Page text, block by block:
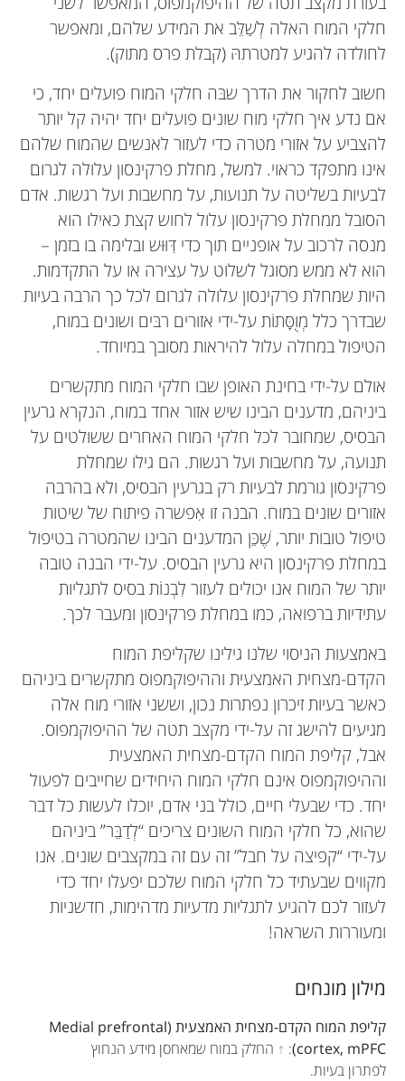
חלקי המוח האלה לְשַׁלֵּב את המידע שלהם, ומאפשר
לחולדה להגיע למטרתהּ (קבלת פרס מתוק).
חשוב לחקור את הדרך שבּה חלקי המוח פועלים יחד, כי
אם נדע איך חלקי מוח שונים פועלים יחד יהיה קל יותר
להצביע על אזורי מטרה כדי לעזור לאנשים שהמוח שלהם
אינו מתפקד כראוי. למשל, מחלת פרקינסון עלולה לגרום
לבעיות בשליטה על תנועות, על מחשבות ועל רגשות. אדם
הסובל ממחלת פרקינסון עלול לחוש קצת כאילו הוא
מנסה לרכוב על אופניים תוך כדי דִּוּוּש ובלימה בו בזמן –
הוא לא ממש מסוגל לשלוט על עצירה או על התקדמות.
היות שמחלת פרקינסון עלולה לגרום לכל כך הרבה בעיות
שבדרך כלל מְוֻסָּתוֹת על-ידי אזורים רבּים ושונים במוח,
הטיפול במחלה עלול להיראות מסובך במיוחד.
אולם על-ידי בחינת האופן שבו חלקי המוח מתקשרים
ביניהם, מדענים הבינו שיש אזור אחד במוח, הנקרא גרעין
הבסיס, שמחובר לכל חלקי המוח האחרים ששולטים על
תנועה, על מחשבות ועל רגשות. הם גילו שמחלת
פרקינסון גורמת לבעיות רק בגרעין הבסיס, ולא בהרבה
אזורים שונים במוח. הבנה זו אִפשרה פיתוח של שיטות
טיפול טובות יותר, שֶׁכֵּן המדענים הבינו שהמטרה בטיפול
במחלת פרקינסון היא גרעין הבסיס. על-ידי הבנה טובה
יותר של המוח אנו יכולים לעזור לִבְנוֹת בסיס לתגליות
עתידיות ברפואה, כמו במחלת פרקינסון ומעבר לכך.
באמצעות הניסוי שלנו גילינו שקליפת המוח
הקדם-מצחית האמצעית וההיפוקמפוס מתקשרים ביניהם
כאשר בעיות זיכרון נפתרות נכון, וששני אזורי מוח אלה
מגיעים להישג זה על-ידי מקצב תטה של ההיפוקמפוס.
אבל, קליפת המוח הקדם-מצחית האמצעית
וההיפוקמפוס אינם חלקי המוח היחידים שחייבים לפעול
יחד. כדי שבעלי חיים, כולל בני אדם, יוכלו לעשות כל דבר
שהוא, כל חלקי המוח השונים צריכים “לְדַבֵּר” ביניהם
על-ידי “קפיצה על חבל” זה עם זה במקצבים שונים. אנו
מקווים שבעתיד כל חלקי המוח שלכם יפעלו יחד כדי
לעזור לכם להגיע לתגליות מדעיות מדהימות, חדשניות
ומעוררות השראה!
מילון מונחים
קליפת המוח הקדם-מצחית האמצעית (Medial prefrontal
cortex, mPFC)
:
↑ החלק במוח שמאחסן מידע הנחוץ
לפתרון בעיות.